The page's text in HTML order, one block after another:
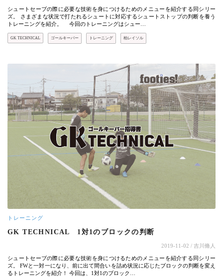
シュートセーブの際に必要な技術を身につけるためのメニューを紹介する同シリー
ズ。 さまざまな状況で打たれるシュートに対応するシュートストップの判断を養う
トレーニングを紹介。 今回のトレーニングはシュー…
GK TECHNICAL ゴールキーパー トレーニング 柏レイソル
トレーニング
GK TECHNICAL 1対1のブロックの判断
2019-11-02 / 吉川脩人
シュートセーブの際に必要な技術を身につけるためのメニューを紹介する同シリー
ズ。 FWと一対一になり、前に出て間合いを詰め状況に応じたブロックの判断を変え
るトレーニングを紹介！ 今回は、1対1のブロック…